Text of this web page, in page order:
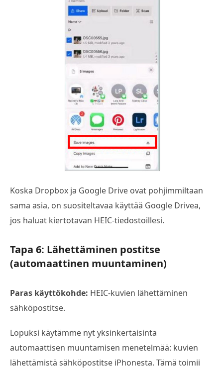
Koska Dropbox ja Google Drive ovat pohjimmiltaan
sama asia, on suositeltavaa käyttää Google Drivea,
jos haluat kiertotavan HEIC-tiedostoillesi.
Tapa 6: Lähettäminen postitse
(automaattinen muuntaminen)
Paras käyttökohde: HEIC-kuvien lähettäminen
sähköpostitse.
Lopuksi käytämme nyt yksinkertaisinta
automaattisen muuntamisen menetelmää: kuvien
lähettämistä sähköpostitse iPhonesta. Tämä toimii